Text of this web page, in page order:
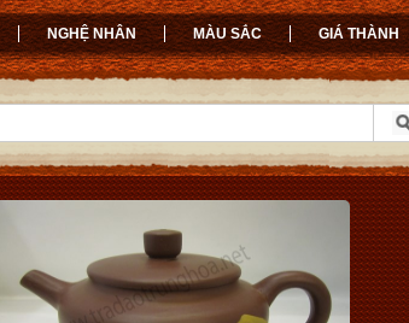
NGHỆ NHÂN MÀU SẮC GIÁ THÀNH